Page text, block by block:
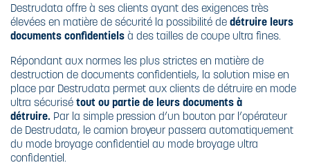
Destrudata offre à ses clients ayant des exigences très
élevées en matière de sécurité la possibilité de détruire leurs
documents confidentiels à des tailles de coupe ultra fines.
Répondant aux normes les plus strictes en matière de
destruction de documents confidentiels, la solution mise en
place par Destrudata permet aux clients de détruire en mode
ultra sécurisé tout ou partie de leurs documents à
détruire. Par la simple pression d’un bouton par l’opérateur
de Destrudata, le camion broyeur passera automatiquement
du mode broyage confidentiel au mode broyage ultra
confidentiel.
SPÉCIFIQUES
CE QUE DIT LE
CODE PÉNAL
CE QUE DIT LA
LOI
NORME DIN
66399 ET ISO
L'HUILE
BIODÉGRADABLE